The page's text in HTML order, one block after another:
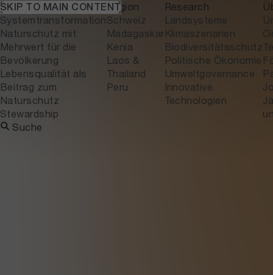
SKIP TO MAIN CONTENT
Themen
Systemtransformation
Naturschutz mit
Mehrwert für die
Bevölkerung
Lebensqualität als
Beitrag zum
Naturschutz
Stewardship
Region
Schweiz
Madagaskar
Kenia
Laos &
Thailand
Peru
Research
Landsysteme
Klimaszenarien
Biodiversitätsschutz
Politische Ökonomie
Umweltgovernance
Innovative
Technologien
Suche